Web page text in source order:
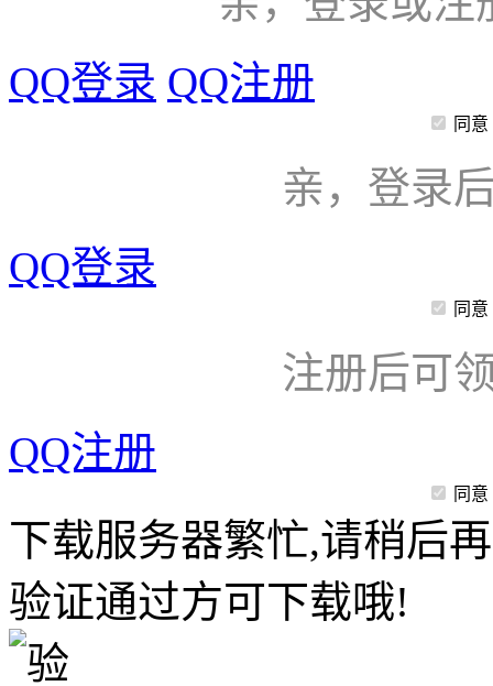
QQ登录 QQ注册
同意
亲，登录
QQ登录
同意
注册后可
QQ注册
同意
下载服务器繁忙,请稍后
验证通过方可下载哦!